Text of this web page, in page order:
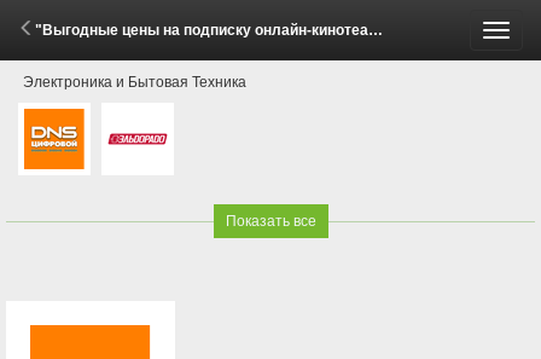
"Выгодные цены на подписку онлайн-кинотеатра Okko!" (16 Января - 22 Июня 2026)
Электроника и Бытовая Техника
Показать все